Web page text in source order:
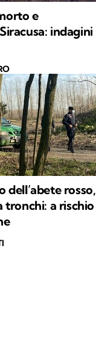
e
indagini
dell’abete rosso,
tronchi: a rischio